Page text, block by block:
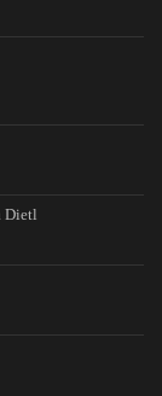
Dietl